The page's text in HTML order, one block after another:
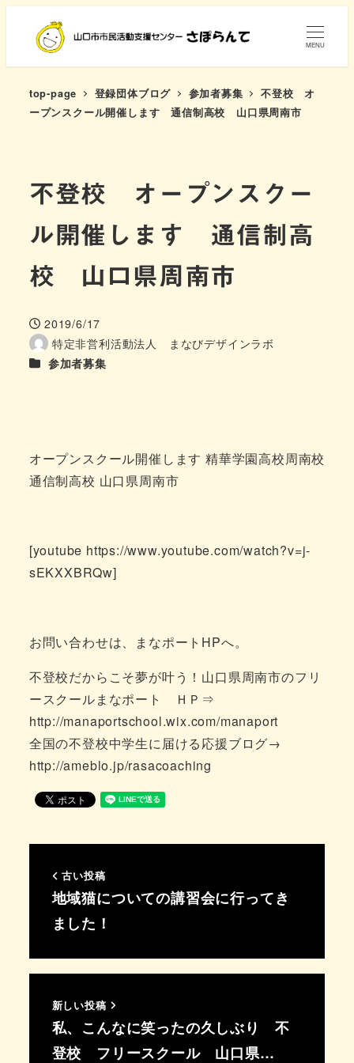
MENU
top-page 登録団体ブログ 参加者募集
不登校 オ
ープンスクール開催します 通信制高校 山口県周南市
不登校 オープンスクー
ル開催します 通信制高
校 山口県周南市
投稿日
2019/6/17
著
者
特定非営利活動法人 まなびデザインラボ
団体ブログカテゴリ
参加者募集
オープンスクール開催します 精華学園高校周南校
通信制高校 山口県周南市
[youtube https://www.youtube.com/watch?v=j-
sEKXXBRQw]
お問い合わせは、まなポートHPへ。
不登校だからこそ夢が叶う！山口県周南市のフリ
ースクールまなポート ＨＰ⇒
http://manaportschool.wix.com/manaport
全国の不登校中学生に届ける応援ブログ→
http://ameblo.jp/rasacoaching
古い投稿
地域猫についての講習会に行ってき
ました！
新しい投稿
私、こんなに笑ったの久しぶり 不
登校 フリースクール 山口県…